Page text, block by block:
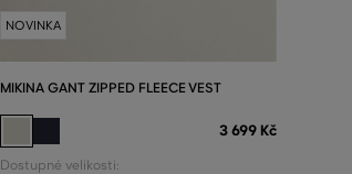
NOVINKA
MIKINA GANT ZIPPED FLEECE VEST
3 699 Kč
Dostupné velikosti: